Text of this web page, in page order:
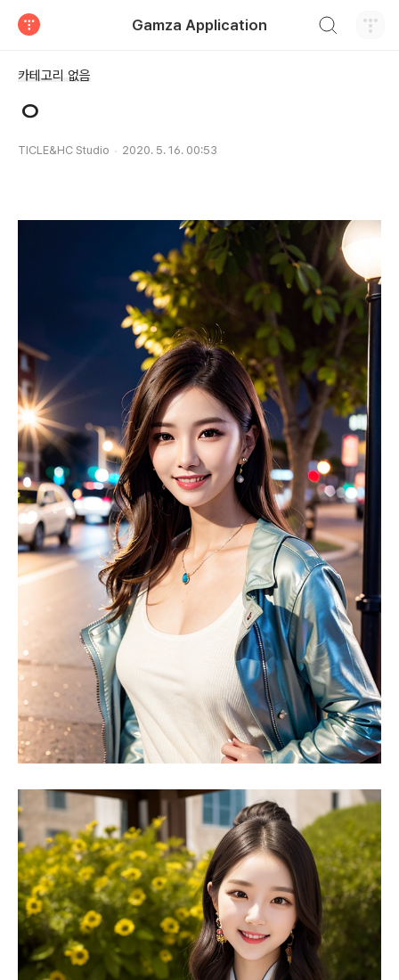
Gamza Application
카테고리 없음
ㅇ
TICLE&HC Studio 2020. 5. 16. 00:53